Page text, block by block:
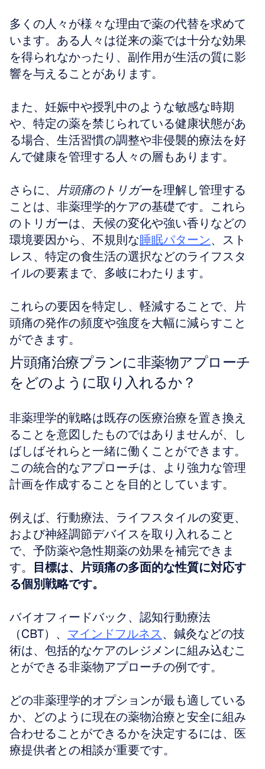
多くの人々が様々な理由で薬の代替を求めて
います。ある人々は従来の薬では十分な効果
を得られなかったり、副作用が生活の質に影
響を与えることがあります。
また、妊娠中や授乳中のような敏感な時期
や、特定の薬を禁じられている健康状態があ
る場合、生活習慣の調整や非侵襲的療法を好
んで健康を管理する人々の層もあります。
さらに、 片頭痛のトリガーを理解し管理する
ことは、非薬理学的ケアの基礎です。これら
のトリガーは、天候の変化や強い香りなどの
環境要因から、不規則な睡眠パターン、スト
レス、特定の食生活の選択などのライフスタ
イルの要素まで、多岐にわたります。
これらの要因を特定し、軽減することで、片
頭痛の発作の頻度や強度を大幅に減らすこと
ができます。
片頭痛治療プランに非薬物アプローチ
をどのように取り入れるか？
非薬理学的戦略は既存の医療治療を置き換え
ることを意図したものではありませんが、し
ばしばそれらと一緒に働くことができます。
この統合的なアプローチは、より強力な管理
計画を作成することを目的としています。
例えば、行動療法、ライフスタイルの変更、
および神経調節デバイスを取り入れること
で、予防薬や急性期薬の効果を補完できま
す。 目標は、片頭痛の多面的な性質に対応す
る個別戦略です。
バイオフィードバック、認知行動療法
（CBT）、 マインドフルネス、鍼灸などの技
術は、包括的なケアのレジメンに組み込むこ
とができる非薬物アプローチの例です。
どの非薬理学的オプションが最も適している
か、どのように現在の薬物治療と安全に組み
合わせることができるかを決定するには、医
療提供者との相談が重要です。